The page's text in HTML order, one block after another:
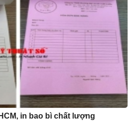
in bao bì chất lượng